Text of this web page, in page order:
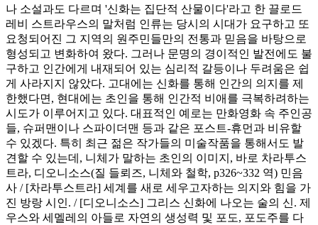
나 소설과도 다르며 '신화는 집단적 산물이다'라고 한 끌로드
레비 스트라우스의 말처럼 인류는 당시의 시대가 요구하고 또
요청되어진 그 지역의 원주민들만의 전통과 믿음을 바탕으로
형성되고 변화하여 왔다. 그러나 문명의 경이적인 발전에도 불
구하고 인간에게 내재되어 있는 심리적 갈등이나 두려움은 쉽
게 사라지지 않았다. 고대에는 신화를 통해 인간의 의지를 제
한했다면, 현대에는 초인을 통해 인간적 비애를 극복하려하는
시도가 이루어지고 있다. 대표적인 예로는 만화영화 속 주인공
들, 슈퍼맨이나 스파이더맨 등과 같은 포스트-휴먼과 비유할
수 있겠다. 특히 최근 젊은 작가들의 미술작품을 통해서도 발
견할 수 있는데, 니체가 말하는 초인의 이미지, 바로 차라투스
트라, 디오니소스(질 들뢰즈, 니체와 철학, p326~332 역) 민음
사 / [차라투스트라] 세계를 새로 세우고자하는 의지와 힘을 가
진 방랑 시인. / [디오니소스] 그리스 신화에 나오는 술의 신. 제
우스와 세멜레의 아들로 자연의 생성력 및 포도, 포도주를 다